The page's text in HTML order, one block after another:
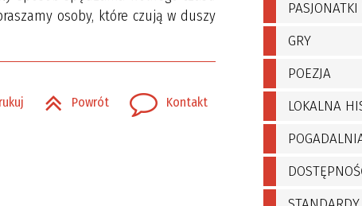
osoby, które czują w duszy
Powrót Kontakt
GRY
POEZJA
LOKALNA